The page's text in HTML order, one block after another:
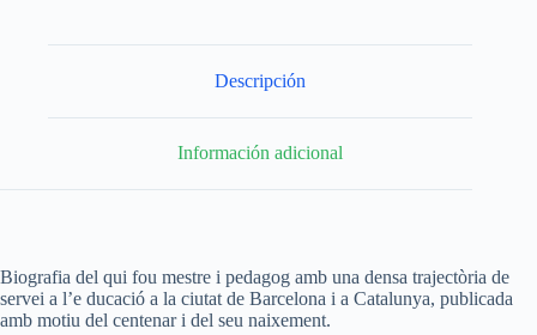
Descripción
Información adicional
Biografia del qui fou mestre i pedagog amb una densa trajectòria de
servei a l’e ducació a la ciutat de Barcelona i a Catalunya, publicada
amb motiu del centenar i del seu naixement.